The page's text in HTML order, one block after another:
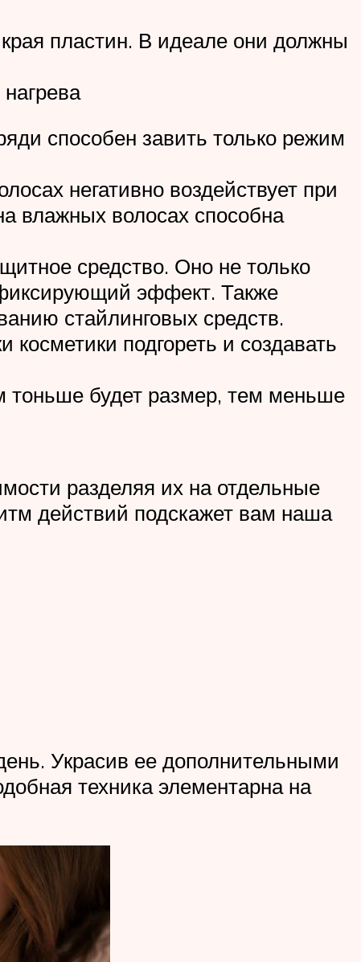
пластин. В идеале они должны
способен завить только режим
негативно воздействует при
влажных волосах способна
средство. Оно не только
эффект. Также
стайлинговых средств.
подгореть и создавать
тоньше будет размер, тем меньше
разделяя их на отдельные
действий подскажет вам наша
Украсив ее дополнительными
техника элементарна на